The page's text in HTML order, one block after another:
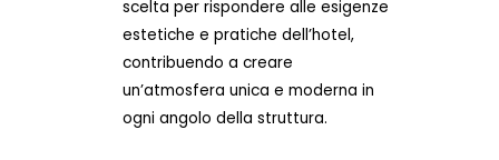
scelta per rispondere alle esigenze
estetiche e pratiche dell’hotel,
contribuendo a creare
un’atmosfera unica e moderna in
ogni angolo della struttura.